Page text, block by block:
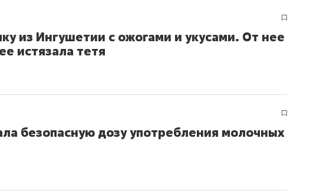
из Ингушетии с ожогами и укусами. От нее
истязала тетя
безопасную дозу употребления молочных